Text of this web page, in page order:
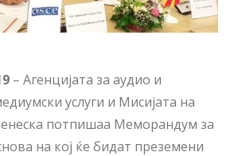
– Агенцијата за аудио и
услуги и Мисијата на
потпишаа Меморандум за
на кој ќе бидат преземени